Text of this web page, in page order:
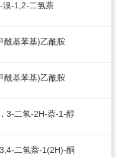
溴-1,2-二氢萘
酰基苯基)乙酰胺
酰基苯基)乙酰胺
3-二氢-2H-萘-1-醇
二氢萘-1(2H)-酮